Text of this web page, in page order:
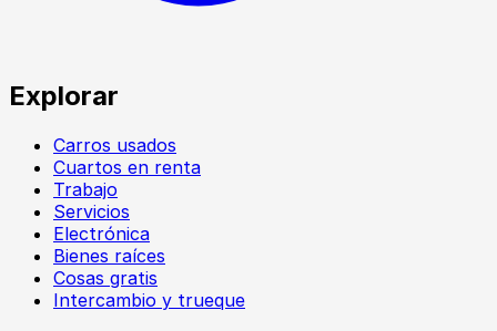
Explorar
Carros usados
Cuartos en renta
Trabajo
Servicios
Electrónica
Bienes raíces
Cosas gratis
Intercambio y trueque